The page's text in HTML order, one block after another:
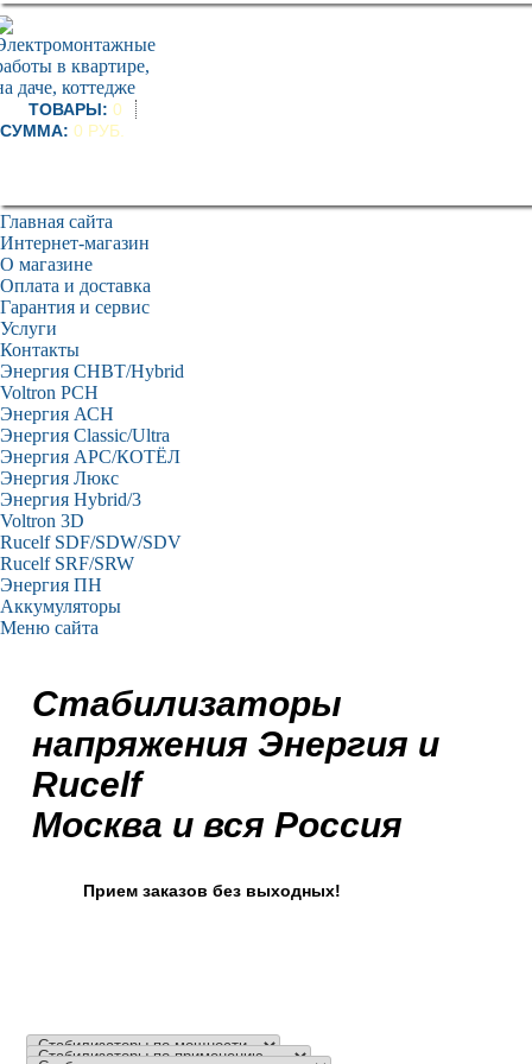
ТОВАРЫ: 0
СУММА: 0 РУБ.
Главная сайта
Интернет-магазин
О магазине
Оплата и доставка
Гарантия и сервис
Услуги
Контакты
Энергия СНВТ/Hybrid
Voltron PCH
Энергия АСН
Энергия Classic/Ultra
Энергия АРС/КОТЁЛ
Энергия Люкс
Энергия Hybrid/3
Voltron 3D
Rucelf SDF/SDW/SDV
Rucelf SRF/SRW
Энергия ПН
Аккумуляторы
Меню сайта
Стабилизаторы
напряжения Энергия и
Rucelf
Москва и вся Россия
Прием заказов без выходных!